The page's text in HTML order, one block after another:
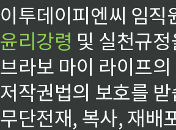
이투데이피엔씨 임
윤리강령 및 실천규
브라보 마이 라이프
저작권법의 보호를
무단전재, 복사, 재배